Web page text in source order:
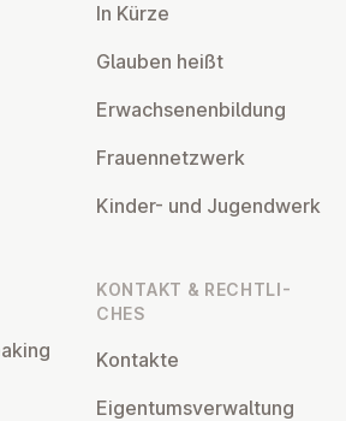
In Kürze
Glauben heißt
Er­wach­se­nen­bil­dung
Frau­en­netz­werk
Kinder- und Ju­gend­werk
KONTAKT & RECHT­LI­
CHES
Kontakte
Ei­gen­tums­ver­wal­tung